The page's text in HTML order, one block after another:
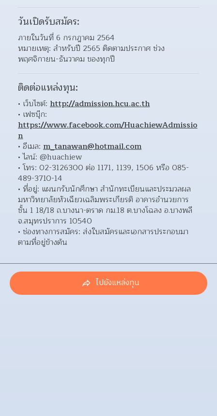
วันเปิดรับสมัคร:
ภายในวันที่ 6 กรกฎาคม 2564
หมายเหตุ: สำหรับปี 2565 ติดตามประกาศ ช่วง
พฤศจิกายน-ธันวาคม ของทุกปี
ติดต่อแหล่งทุน:
เว็บไซต์: http://admission.hcu.ac.th
https://www.facebook.com/HuachiewAdmissio
n
อีเมล: m_tanawan@hotmail.com
ไลน์: @huachiew
โทร: 02-3126300 ต่อ 1171, 1139, 1506 หรือ 085-
489-3710-14
ที่อยู่: แผนกรับนักศึกษา สำนักทะเบียนและประมวลผล
มหาวิทยาลัยหัวเฉียวเฉลิมพระเกียรติ อาคารอำนวยการ
ชั้น 1 18/18 ถ.บางนา-ตราด กม.18 ต.บางโฉลง อ.บางพลี
จ.สมุทรปราการ 10540
ช่องทางการสมัคร: ส่งใบสมัครและเอกสารประกอบมา
ตามที่อยู่ข้างต้น
ไปยังแหล่งทุน